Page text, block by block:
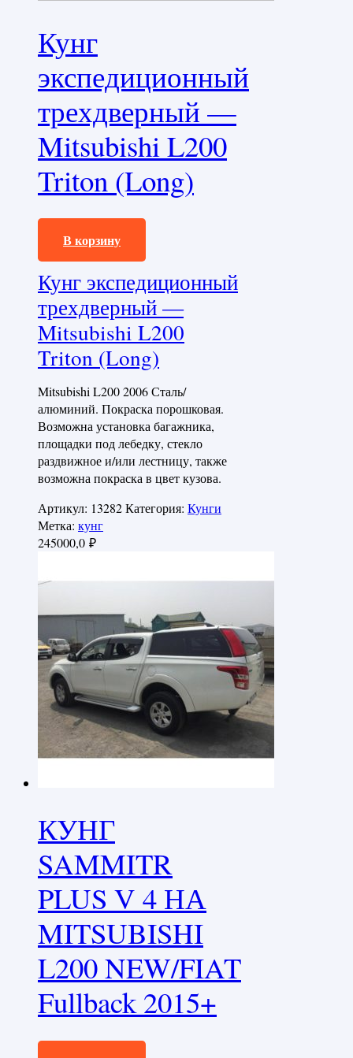
Кунг
экспедиционный
трехдверный —
Mitsubishi L200
Triton (Long)
245000,0₽
В корзину
Кунг экспедиционный
трехдверный —
Mitsubishi L200
Triton (Long)
Mitsubishi L200 2006 Сталь/
алюминий. Покраска порошковая.
Возможна установка багажника,
площадки под лебедку, стекло
раздвижное и/или лестницу, также
возможна покраска в цвет кузова.
Артикул: 13282Категория: Кунги
Метка: кунг
245000,0 ₽
КУНГ
SAMMITR
PLUS V 4 НА
MITSUBISHI
L200 NEW/FIAT
Fullback 2015+
350000,0₽